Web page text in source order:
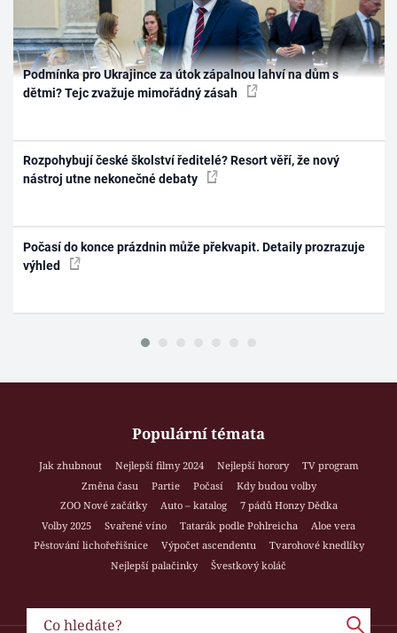
Podmínka pro Ukrajince za útok zápalnou lahví na dům s
dětmi? Tejc zvažuje mimořádný zásah
Rozpohybují české školství ředitelé? Resort věří, že nový
nástroj utne nekonečné debaty
Počasí do konce prázdnin může překvapit. Detaily prozrazuje
výhled
Populární témata
Jak zhubnout Nejlepší filmy 2024 Nejlepší horory
TV program
Změna času
Partie Počasí
Kdy budou volby
ZOO Nové začátky
Auto – katalog
7 pádů Honzy Dědka
Volby 2025
Svařené víno Tatarák podle Pohlreicha
Aloe vera
Pěstování lichořeřišnice
Výpočet ascendentu
Tvarohové knedlíky
Nejlepší palačinky
Švestkový koláč